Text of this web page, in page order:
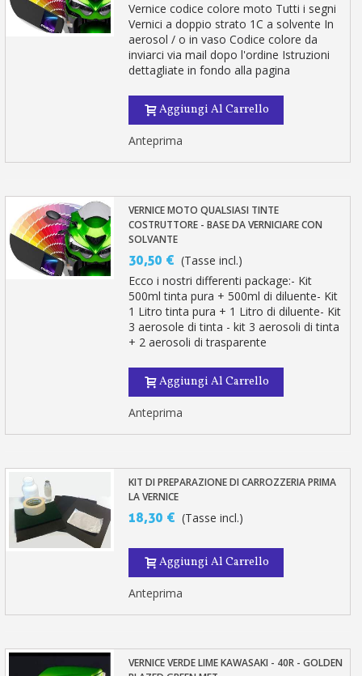
Vernice codice colore moto Tutti i segni
Vernici a doppio strato 1C a solvente In
aerosol / o in vaso Codice colore da
inviarci via mail dopo l'ordine Istruzioni
dettagliate in fondo alla pagina
Aggiungi Al Carrello
Anteprima
VERNICE MOTO QUALSIASI TINTE
COSTRUTTORE - BASE DA VERNICIARE CON
SOLVANTE
30,50 € (Tasse incl.)
Ecco i nostri differenti package:- Kit
500ml tinta pura + 500ml di diluente- Kit
1 Litro tinta pura + 1 Litro di diluente- Kit
3 aerosole di tinta - kit 3 aerosoli di tinta
+ 2 aerosoli di trasparente
Aggiungi Al Carrello
Anteprima
KIT DI PREPARAZIONE DI CARROZZERIA PRIMA
LA VERNICE
18,30 € (Tasse incl.)
Aggiungi Al Carrello
Anteprima
VERNICE VERDE LIME KAWASAKI - 40R - GOLDEN